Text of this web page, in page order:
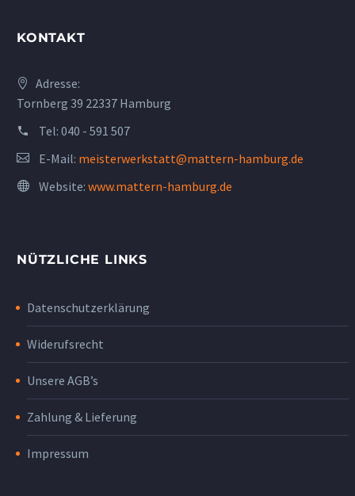
KONTAKT
Adresse:
Tornberg 39 22337 Hamburg
Tel: 040 - 591 507
E-Mail: meisterwerkstatt@mattern-hamburg.de
Website: www.mattern-hamburg.de
NÜTZLICHE LINKS
Datenschutzerklärung
Widerufsrecht
Unsere AGB’s
Zahlung & Lieferung
Impressum